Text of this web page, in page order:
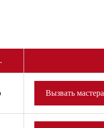
Вызвать мастера